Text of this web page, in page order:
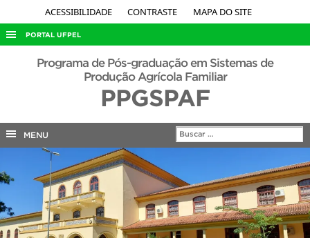
ACESSIBILIDADE CONTRASTE MAPA DO SITE
PORTAL UFPEL
ACESSO À INFORMAÇÃO
EDITAIS
INTERNACIONAL
OUVIDORIA
PORTARIAS
Programa de Pós-graduação em Sistemas de
Produção Agrícola Familiar
PPGSPAF
MENU